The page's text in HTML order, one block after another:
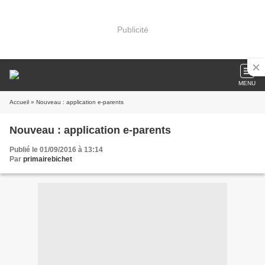
Publicité
MENU
Accueil » Nouveau : application e-parents
Nouveau : application e-parents
Publié le 01/09/2016 à 13:14
Par primairebichet